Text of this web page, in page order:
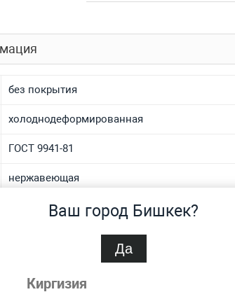
Ваш город Бишкек?
Да
Киргизия
без покрытия
холоднодеформированная
ГОСТ 9941-81
нержавеющая
12Х18Н10Т, AISI 304, 08Х18Н10Т, AISI 321,